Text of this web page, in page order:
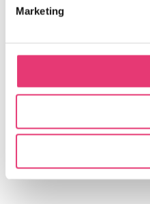
Marketing